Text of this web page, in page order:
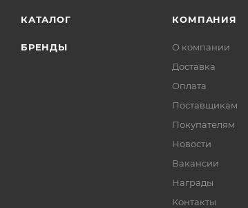
КАТАЛОГ
БРЕНДЫ
КОМПАНИЯ
О компании
Доставка
Оплата
Поставщикам
Покупателям
Новости
Вакансии
Награды
Контакты